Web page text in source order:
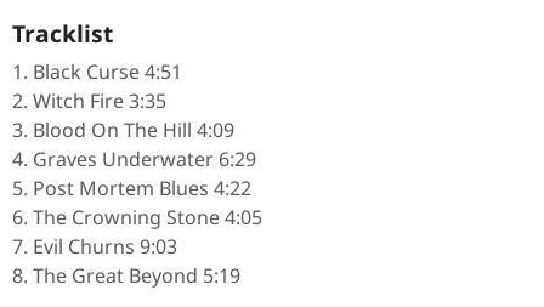
Tracklist
Black Curse 4:51
Witch Fire 3:35
Blood On The Hill 4:09
Graves Underwater 6:29
Post Mortem Blues 4:22
The Crowning Stone 4:05
Evil Churns 9:03
The Great Beyond 5:19